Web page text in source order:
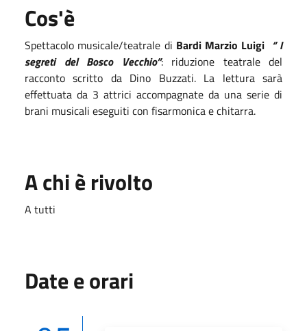
Cos'è
Spettacolo musicale/teatrale di Bardi Marzio Luigi ‘’ I
segreti del Bosco Vecchio’’: riduzione teatrale del
racconto scritto da Dino Buzzati. La lettura sarà
effettuata da 3 attrici accompagnate da una serie di
brani musicali eseguiti con fisarmonica e chitarra.
A chi è rivolto
A tutti
Date e orari